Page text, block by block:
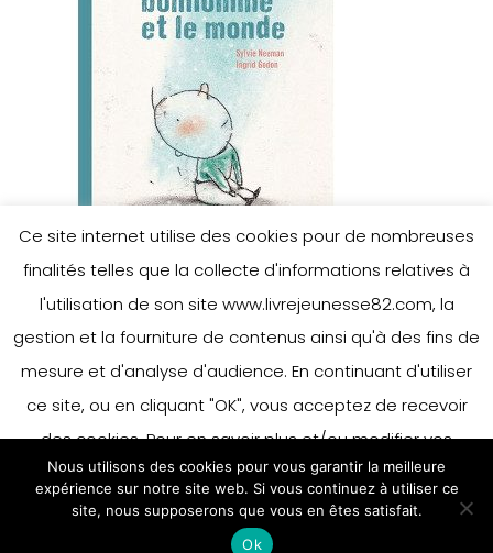
Leave a Reply
You must belogged into post a
comment.
Ce site internet utilise des cookies pour de nombreuses
finalités telles que la collecte d'informations relatives à
l'utilisation de son site www.livrejeunesse82.com, la
gestion et la fourniture de contenus ainsi qu'à des fins de
mesure et d'analyse d'audience. En continuant d'utiliser
ce site, ou en cliquant "OK", vous acceptez de recevoir
des cookies. Pour en savoir plus et/ou modifier vos
préférences en matière de cookies, merci de vous référer
à notre politique sur les cookies.
Accepter
En savoir plus
Nous utilisons des cookies pour vous garantir la meilleure
expérience sur notre site web. Si vous continuez à utiliser ce
site, nous supposerons que vous en êtes satisfait.
Ok